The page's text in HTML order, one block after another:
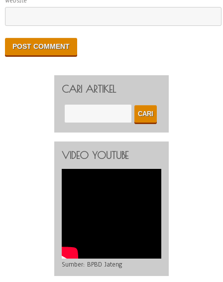
CARI ARTIKEL
VIDEO YOUTUBE
Sumber: BPBD Jateng